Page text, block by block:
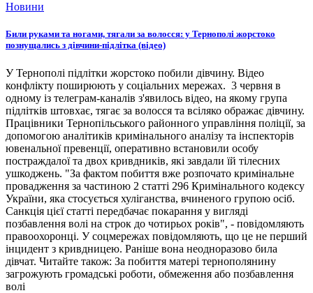
Новини
Били руками та ногами, тягали за волосся: у Тернополі жорстоко
познущались з дівчини-підлітка (відео)
У Тернополі підлітки жорстоко побили дівчину. Відео
конфлікту поширюють у соціальних мережах. 3 червня в
одному із телеграм-каналів з'явилось відео, на якому група
підлітків штовхає, тягає за волосся та всіляко ображає дівчину.
Працівники Тернопільського районного управління поліції, за
допомогою аналітиків кримінального аналізу та інспекторів
ювенальної превенції, оперативно встановили особу
постраждалої та двох кривдників, які завдали їй тілесних
ушкоджень. "За фактом побиття вже розпочато кримінальне
провадження за частиною 2 статті 296 Кримінального кодексу
України, яка стосується хуліганства, вчиненого групою осіб.
Санкція цієї статті передбачає покарання у вигляді
позбавлення волі на строк до чотирьох років", - повідомляють
правоохоронці. У соцмережах повідомляють, що це не перший
інцидент з кривдницею. Раніше вона неодноразово била
дівчат. Читайте також: За побиття матері тернополянину
загрожують громадські роботи, обмеження або позбавлення
волі